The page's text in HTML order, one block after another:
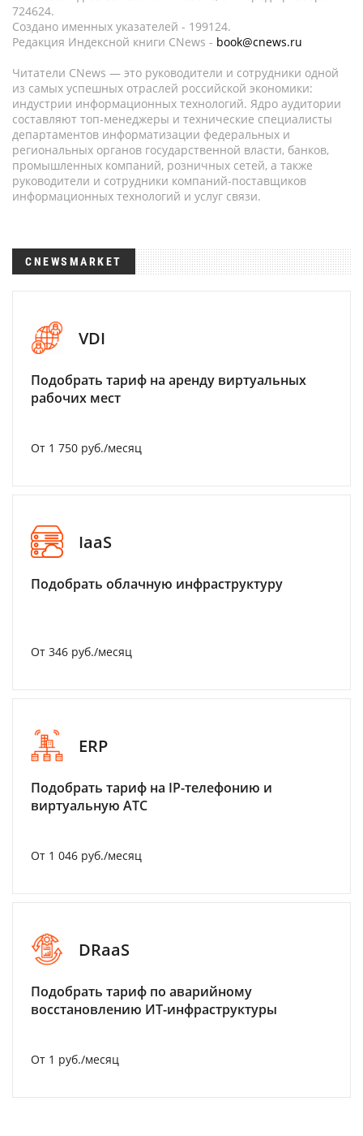
724624.
Создано именных указателей - 199124.
Редакция Индексной книги CNews - book@cnews.ru
Читатели CNews — это руководители и сотрудники одной
из самых успешных отраслей российской экономики:
индустрии информационных технологий. Ядро аудитории
составляют топ-менеджеры и технические специалисты
департаментов информатизации федеральных и
региональных органов государственной власти, банков,
промышленных компаний, розничных сетей, а также
руководители и сотрудники компаний-поставщиков
информационных технологий и услуг связи.
CNEWSMARKET
VDI
Подобрать тариф на аренду виртуальных
рабочих мест
От 1 750 руб./месяц
IaaS
Подобрать облачную инфраструктуру
От 346 руб./месяц
ERP
Подобрать тариф на IP-телефонию и
виртуальную АТС
От 1 046 руб./месяц
DRaaS
Подобрать тариф по аварийному
восстановлению ИТ-инфраструктуры
От 1 руб./месяц